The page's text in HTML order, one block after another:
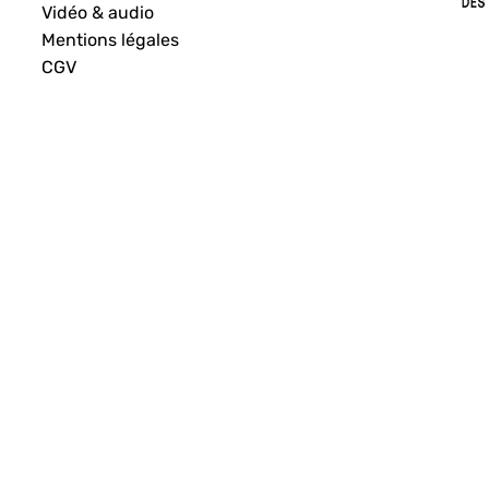
Vidéo & audio
Mentions légales
CGV